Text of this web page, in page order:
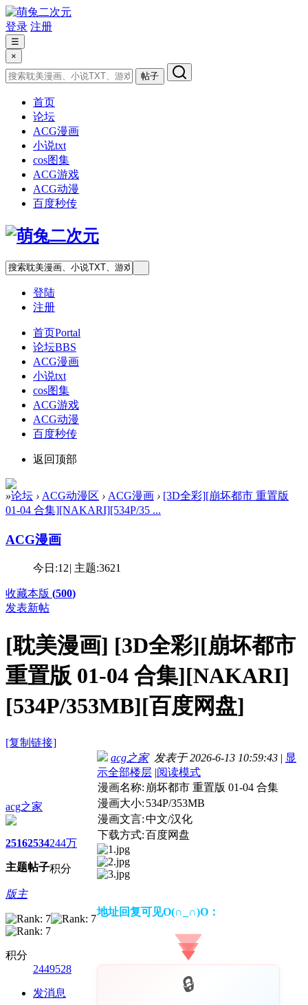
登录 注册
☰
×
帖子
首页
论坛
ACG漫画
小说txt
cos图集
ACG游戏
ACG动漫
百度秒传
登陆
注册
首页Portal
论坛BBS
ACG漫画
小说txt
cos图集
ACG游戏
ACG动漫
百度秒传
返回顶部
»论坛 › ACG动漫区 › ACG漫画 › [3D全彩][崩坏都市 重置版
01-04 合集][NAKARI][534P/35 ...
ACG漫画
今日:12| 主题:3621
收藏本版 (500)
发表新帖
[耽美漫画] [3D全彩][崩坏都市
重置版 01-04 合集][NAKARI]
[534P/353MB][百度网盘]
[复制链接]
acg之家
2516
主题
2534
帖子
244万
积分
版主
积分
2449528
发消息
acg之家发表于 2026-6-13 10:59:43 | 显
示全部楼层 |阅读模式
漫画名称: 崩坏都市 重置版 01-04 合集
漫画大小: 534P/353MB
漫画文言:中文/汉化
下载方式:百度网盘
地址回复可见O(∩_∩)O：